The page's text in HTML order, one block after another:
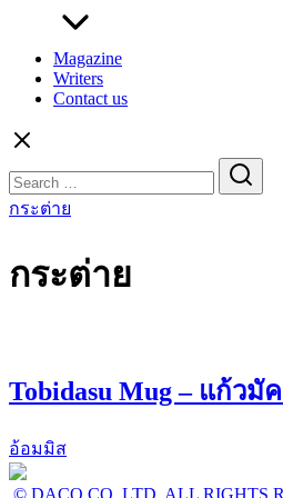
Magazine
Writers
Contact us
for:
กระต่าย
กระต่าย
Tobidasu Mug – แก้วมั
อ้อมมิส
© DACO CO.,LTD. ALL RIGHTS